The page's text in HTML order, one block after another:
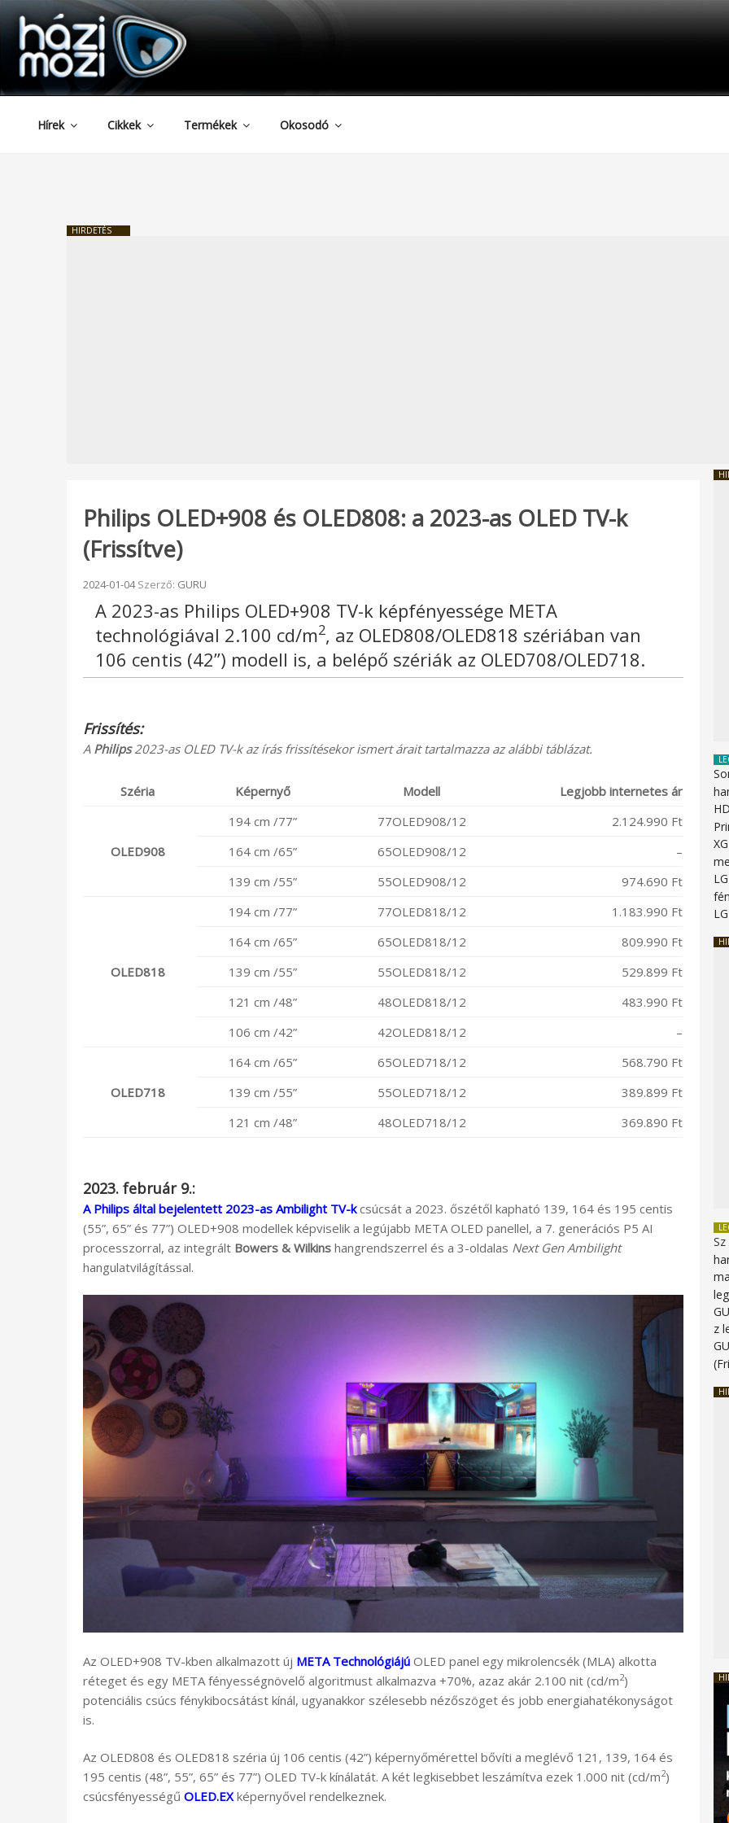
Tartalomhoz
HAZIMOZI
Hírek Cikkek Termékek Okosodó
HIRDETÉS
Philips OLED+908 és OLED808: a 2023-as OLED TV-k
(Frissítve)
Beküldve:
2024-01-04Szerző: GURU
A 2023-as Philips OLED+908 TV-k képfényessége META
technológiával 2.100 cd/m2, az OLED808/OLED818 szériában van
106 centis (42”) modell is, a belépő szériák az OLED708/OLED718.
Frissítés:
APhilips2023-as OLED TV-k az írás frissítésekor ismert árait tartalmazza az alábbi táblázat.
Széria Képernyő Modell Legjobb internetes ár
OLED908
194 cm /77” 77OLED908/12
2.124.990 Ft
164 cm /65”
65OLED908/12
–
139 cm /55”
55OLED908/12 974.690 Ft
OLED818
194 cm /77” 77OLED818/12
1.183.990 Ft
164 cm /65”
65OLED818/12
809.990 Ft
139 cm /55”
55OLED818/12
529.899 Ft
121 cm /48”
48OLED818/12
483.990 Ft
106 cm /42”
42OLED818/12 –
OLED718
164 cm /65” 65OLED718/12
568.790 Ft
139 cm /55”
55OLED718/12
389.899 Ft
121 cm /48”
48OLED718/12 369.890 Ft
2023. február 9.:
A Philips által bejelentett 2023-as Ambilight TV-kcsúcsát a 2023. őszétől kapható 139, 164 és 195 centis
(55”, 65” és 77”) OLED+908 modellek képviselik a legújabb META OLED panellel, a 7. generációs P5 AI
processzorral, az integrált Bowers & Wilkins hangrendszerrel és a 3-oldalas Next Gen Ambilight
hangulatvilágítással.
Az OLED+908 TV-kben alkalmazott új META Technológiájú OLED panel egy mikrolencsék (MLA) alkotta
réteget és egy META fényességnövelő algoritmust alkalmazva +70%, azaz akár 2.100 nit (cd/m2)
potenciális csúcs fénykibocsátást kínál, ugyanakkor szélesebb nézőszöget és jobb energiahatékonyságot
is.
Az OLED808 és OLED818 széria új 106 centis (42”) képernyőmérettel bővíti a meglévő 121, 139, 164 és
195 centis (48”, 55”, 65” és 77”) OLED TV-k kínálatát. A két legkisebbet leszámítva ezek 1.000 nit (cd/m2)
csúcsfényességű OLED.EXképernyővel rendelkeznek.
z